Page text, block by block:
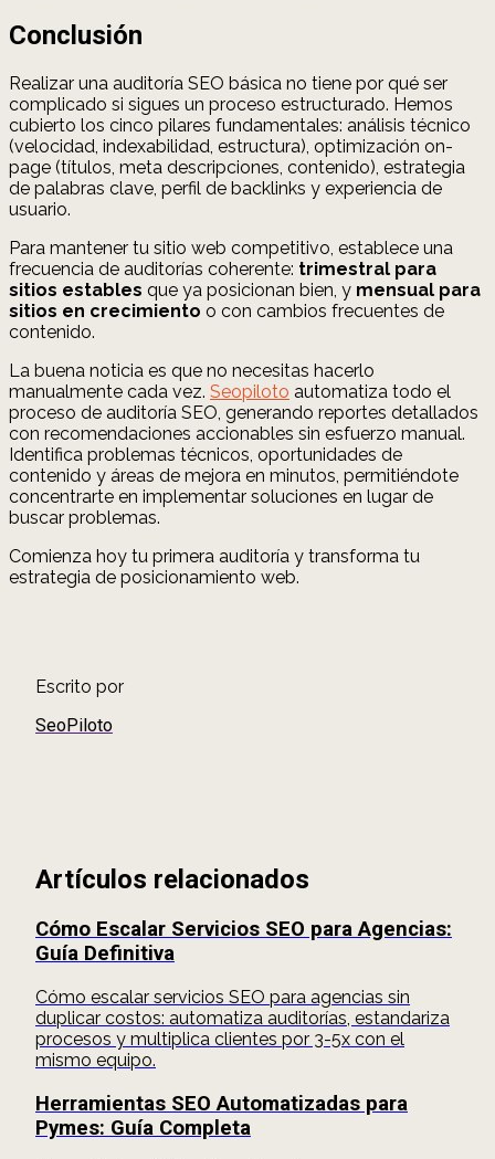
Conclusión
Realizar una auditoría SEO básica no tiene por qué ser
complicado si sigues un proceso estructurado. Hemos
cubierto los cinco pilares fundamentales: análisis técnico
(velocidad, indexabilidad, estructura), optimización on-
page (títulos, meta descripciones, contenido), estrategia
de palabras clave, perfil de backlinks y experiencia de
usuario.
Para mantener tu sitio web competitivo, establece una
frecuencia de auditorías coherente: trimestral para
sitios estables que ya posicionan bien, y mensual para
sitios en crecimiento o con cambios frecuentes de
contenido.
La buena noticia es que no necesitas hacerlo
manualmente cada vez. Seopiloto automatiza todo el
proceso de auditoría SEO, generando reportes detallados
con recomendaciones accionables sin esfuerzo manual.
Identifica problemas técnicos, oportunidades de
contenido y áreas de mejora en minutos, permitiéndote
concentrarte en implementar soluciones en lugar de
buscar problemas.
Comienza hoy tu primera auditoría y transforma tu
estrategia de posicionamiento web.
Escrito por
SeoPiloto
Artículos relacionados
Cómo Escalar Servicios SEO para Agencias:
Guía Definitiva
Cómo escalar servicios SEO para agencias sin
duplicar costos: automatiza auditorías, estandariza
procesos y multiplica clientes por 3-5x con el
mismo equipo.
Herramientas SEO Automatizadas para
Pymes: Guía Completa